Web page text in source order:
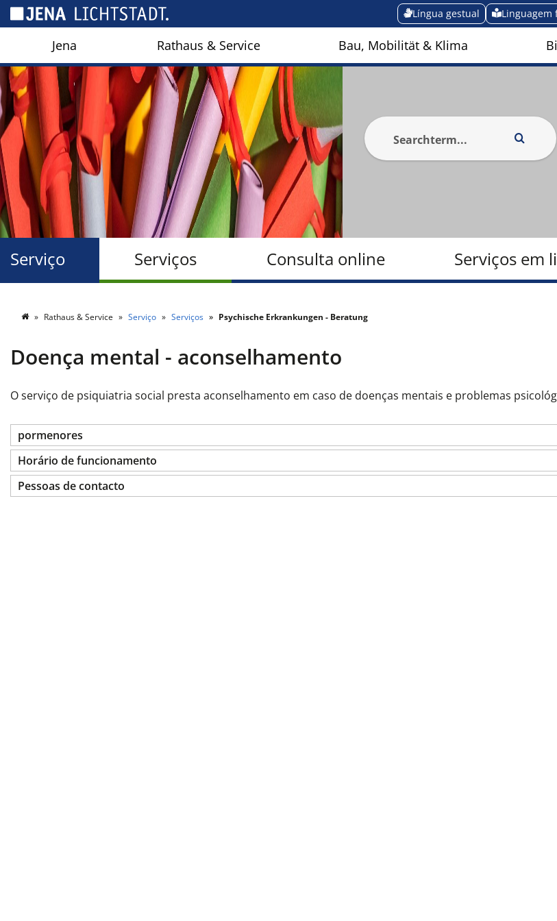
Língua gestual Linguagem
Jena Rathaus & Service Bau, Mobilität & Klima
Serviços Consulta online Serviços em
Serviço
Rathaus & Service Serviço Serviços Psychische Erkrankungen - Beratung
Doença mental - aconselhamento
O serviço de psiquiatria social presta aconselhamento em caso de doenças mentais e problemas
pormenores
Horário de funcionamento
Pessoas de contacto
Cookies management panel